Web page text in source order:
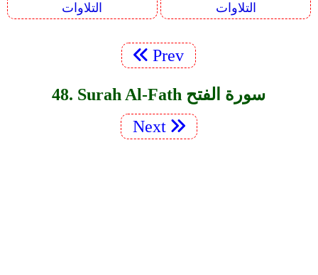
التلاوات
التلاوات
Prev
48. Surah Al-Fath سورة الفتح
Next